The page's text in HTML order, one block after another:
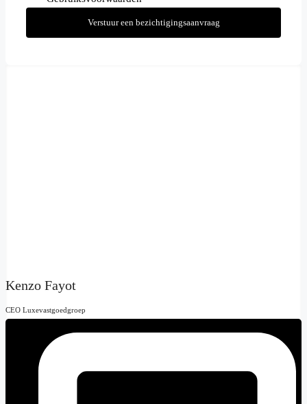
Verstuur een bezichtigingsaanvraag
Kenzo Fayot
CEO Luxevastgoedgroep